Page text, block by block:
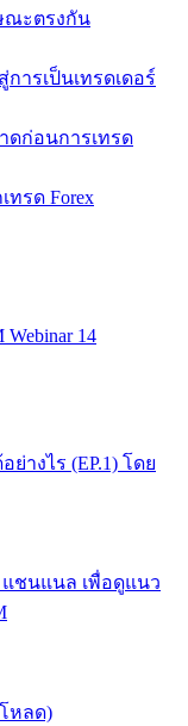
ณะตรงกัน
ารเป็นเทรดเดอร์
ดก่อนการเทรด
รด Forex
14
างไร (EP.1) โดย
แชนแนล เพื่อดูแนว
หลด)